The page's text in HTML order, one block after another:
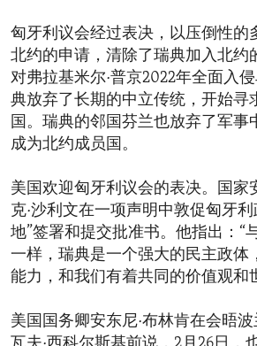
匈牙利议会经过表决，以压倒性的
北约的申请，清除了瑞典加入北约
对弗拉基米尔·普京2022年全面入
典放弃了长期的中立传统，开始寻
国。瑞典的邻国芬兰也放弃了军事
成为北约成员国。
美国欢迎匈牙利议会的表决。国家
克·沙利文在一项声明中敦促匈牙
地”签署和提交批准书。他指出：“
一样，瑞典是一个强大的民主政体
能力，和我们有着共同的价值观和
美国国务卿安东尼·布林肯在会晤